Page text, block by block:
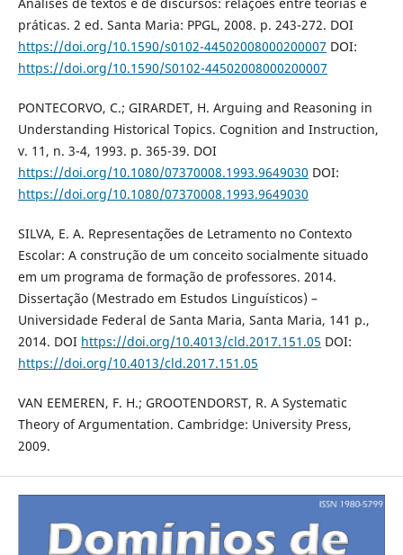
Análises de textos e de discursos: relações entre teorias e
práticas. 2 ed. Santa Maria: PPGL, 2008. p. 243-272. DOI
https://doi.org/10.1590/s0102-44502008000200007 DOI:
https://doi.org/10.1590/S0102-44502008000200007
PONTECORVO, C.; GIRARDET, H. Arguing and Reasoning in
Understanding Historical Topics. Cognition and Instruction,
v. 11, n. 3-4, 1993. p. 365-39. DOI
https://doi.org/10.1080/07370008.1993.9649030 DOI:
https://doi.org/10.1080/07370008.1993.9649030
SILVA, E. A. Representações de Letramento no Contexto
Escolar: A construção de um conceito socialmente situado
em um programa de formação de professores. 2014.
Dissertação (Mestrado em Estudos Linguísticos) –
Universidade Federal de Santa Maria, Santa Maria, 141 p.,
2014. DOI https://doi.org/10.4013/cld.2017.151.05 DOI:
https://doi.org/10.4013/cld.2017.151.05
VAN EEMEREN, F. H.; GROOTENDORST, R. A Systematic
Theory of Argumentation. Cambridge: University Press,
2009.